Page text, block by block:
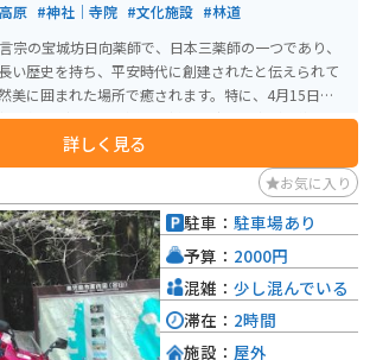
原 #神社｜寺院 #文化施設 #林道
宗の宝城坊日向薬師で、日本三薬師の一つであり、
い歴史を持ち、平安時代に創建されたと伝えられて
美に囲まれた場所で癒されます。特に、4月15日に行
薬師など、年間を通じて様々な宗教行事が開催され
んでいくと看板があります。駐車場は無料です。中に
ある場所です。
詳しく見る
お気に入り
駐車： 駐車場あり
予算： 2000円
混雑： 少し混んでいる
滞在： 2時間
施設： 屋外